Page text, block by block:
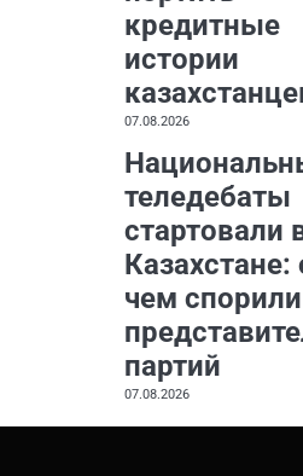
кредитные
истории
07.08.2026
теледебаты
стартовали
Казахстане:
чем спорили
партий
07.08.2026